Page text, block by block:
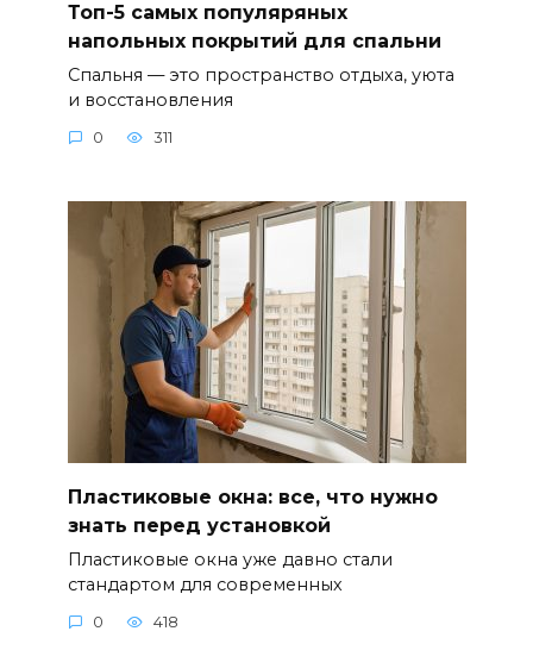
Топ-5 самых популяряных
напольных покрытий для спальни
Спальня — это пространство отдыха, уюта
и восстановления
0 311
Пластиковые окна: все, что нужно
знать перед установкой
Пластиковые окна уже давно стали
стандартом для современных
0 418